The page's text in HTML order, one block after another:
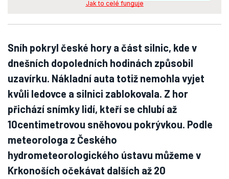
Jak to celé funguje
Sníh pokryl české hory a část silnic, kde v
dnešních dopoledních hodinách způsobil
uzavírku. Nákladní auta totiž nemohla vyjet
kvůli ledovce a silnici zablokovala. Z hor
přichází snímky lidí, kteří se chlubí až
10centimetrovou sněhovou pokrývkou. Podle
meteorologa z Českého
hydrometeorologického ústavu můžeme v
Krkonoších očekávat dalších až 20